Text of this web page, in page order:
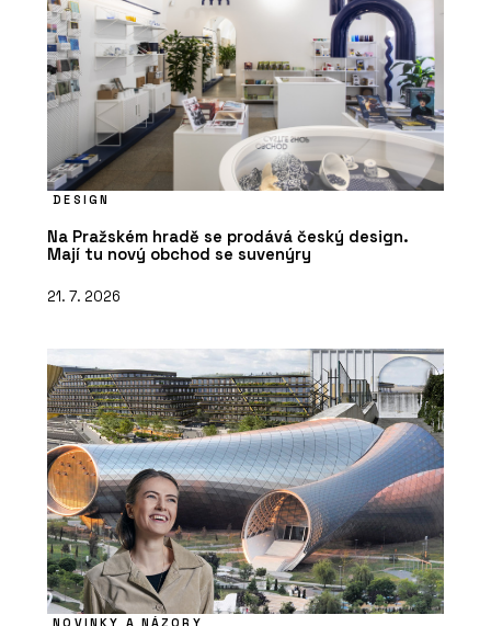
DESIGN
Na Pražském hradě se prodává český design.
Mají tu nový obchod se suvenýry
21. 7. 2026
NOVINKY A NÁZORY